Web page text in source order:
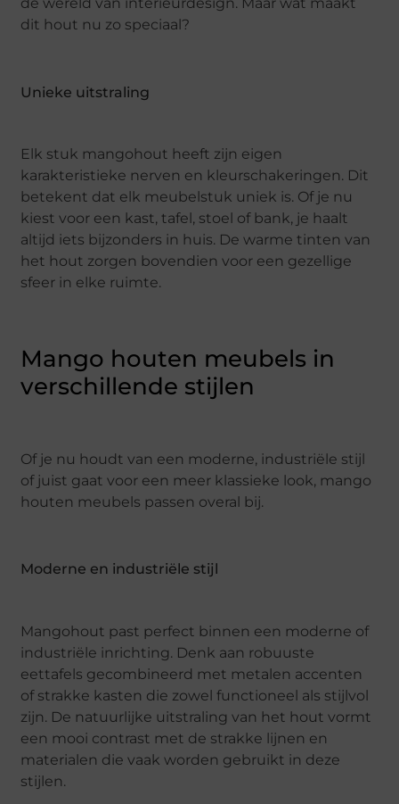
dit hout nu zo speciaal?
Unieke uitstraling
Elk stuk mangohout heeft zijn eigen
karakteristieke nerven en kleurschakeringen. Dit
betekent dat elk meubelstuk uniek is. Of je nu
kiest voor een kast, tafel, stoel of bank, je haalt
altijd iets bijzonders in huis. De warme tinten van
het hout zorgen bovendien voor een gezellige
sfeer in elke ruimte.
Mango houten meubels in
verschillende stijlen
Of je nu houdt van een moderne, industriële stijl
of juist gaat voor een meer klassieke look, mango
houten meubels passen overal bij.
Moderne en industriële stijl
Mangohout past perfect binnen een moderne of
industriële inrichting. Denk aan robuuste
eettafels gecombineerd met metalen accenten
of strakke kasten die zowel functioneel als stijlvol
zijn. De natuurlijke uitstraling van het hout vormt
een mooi contrast met de strakke lijnen en
materialen die vaak worden gebruikt in deze
stijlen.